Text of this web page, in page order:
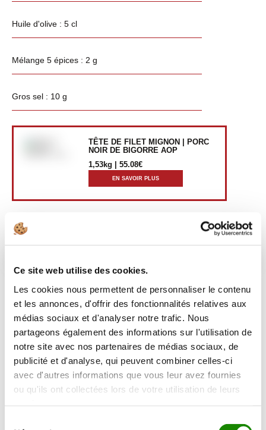
Ce site web utilise des cookies.
Les cookies nous permettent de personnaliser le contenu
et les annonces, d'offrir des fonctionnalités relatives aux
médias sociaux et d'analyser notre trafic. Nous
partageons également des informations sur l'utilisation de
notre site avec nos partenaires de médias sociaux, de
publicité et d'analyse, qui peuvent combiner celles-ci
avec d'autres informations que vous leur avez fournies
ou qu'ils ont collectées lors de votre utilisation de leurs
Huile d'olive : 5 cl
Mélange 5 épices : 2 g
Gros sel : 10 g
TÊTE DE FILET MIGNON | PORC
NOIR DE BIGORRE AOP
1,53kg | 55.08€
EN SAVOIR PLUS
Préparation
Éplucher les pommes de terre et les couper en fines
min dans une eau froide salée au gros sel.
Couper les filets mignons de porc en 18 médaillons
et les saler. Dans une poêle en inox chaude, verser
un filet d’huile d’arachide et saisir les mignons de
porc pendant 1 min de chaque côté. Ajouter alors le
miel, puis le vinaigre balsamique et la sauce soja.